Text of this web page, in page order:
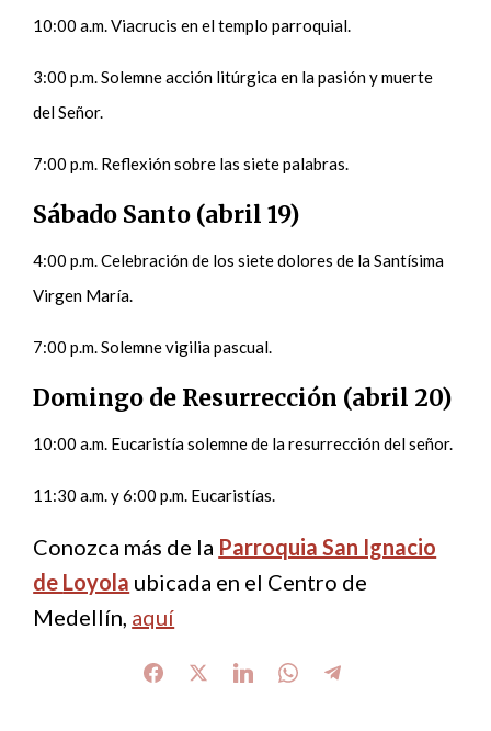
10:00 a.m. Viacrucis en el templo parroquial.
3:00 p.m. Solemne acción litúrgica en la pasión y muerte
del Señor.
7:00 p.m. Reflexión sobre las siete palabras.
Sábado Santo (abril 19)
4:00 p.m. Celebración de los siete dolores de la Santísima
Virgen María.
7:00 p.m. Solemne vigilia pascual.
Domingo de Resurrección (abril 20)
10:00 a.m. Eucaristía solemne de la resurrección del señor.
11:30 a.m. y 6:00 p.m. Eucaristías.
Conozca más de la Parroquia San Ignacio
de Loyola ubicada en el Centro de
Medellín, aquí